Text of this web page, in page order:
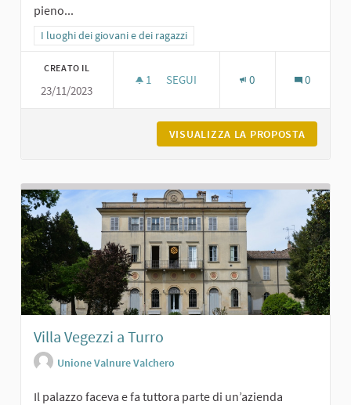
pieno...
Filtra i risultati per categoria: I luoghi dei giovani e dei ragazzi
I luoghi dei giovani e dei ragazzi
CREATO IL
23/11/2023
1 1 SOSTENITORI
SEGUI 0 0
VISUALIZZA LA PROPOSTA
Villa Vegezzi a Turro
Unione Valnure Valchero
Il palazzo faceva e fa tuttora parte di un’azienda